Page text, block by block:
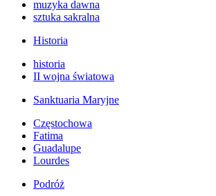
muzyka dawna
sztuka sakralna
Historia
historia
II wojna światowa
Sanktuaria Maryjne
Częstochowa
Fatima
Guadalupe
Lourdes
Podróż